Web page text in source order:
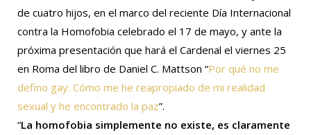
de cuatro hijos, en el marco del reciente Día Internacional
contra la Homofobia celebrado el 17 de mayo, y ante la
próxima presentación que hará el Cardenal el viernes 25
en Roma del libro de Daniel C. Mattson “Por qué no me
defino gay: Cómo me he reapropiado de mi realidad
sexual y he encontrado la paz”.
“La homofobia simplemente no existe, es claramente